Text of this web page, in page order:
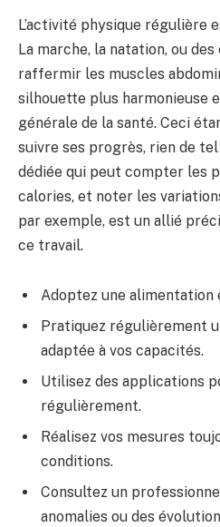
L’activité physique régulière
La marche, la natation, ou
raffermir les muscles
silhouette plus harmonieuse
générale de la santé. Ceci
suivre ses progrès, rien de
dédiée qui peut compter les
calories, et noter les
par exemple, est un allié
ce travail.
Adoptez une
Pratiquez régulièrement
adaptée à vos capacités.
Utilisez des applications
régulièrement.
Réalisez vos mesures
conditions.
Consultez un
anomalies ou des